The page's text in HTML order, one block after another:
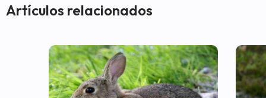
Artículos relacionados